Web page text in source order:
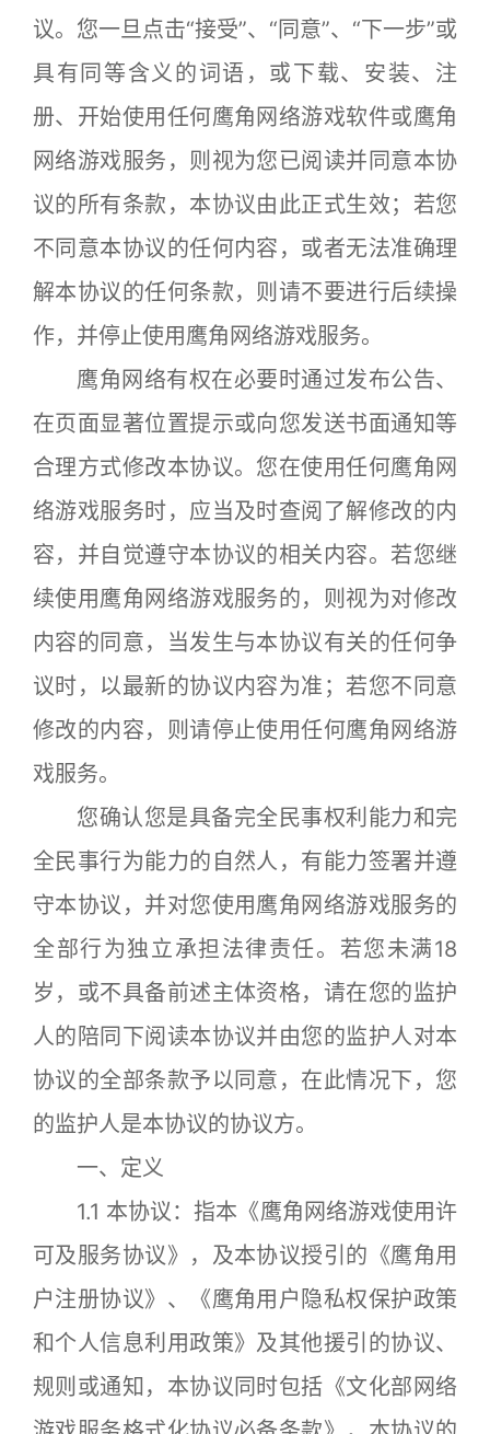
议。您一旦点击“接受”、“同意”、“下一步”或
具有同等含义的词语，或下载、安装、注
册、开始使用任何鹰角网络游戏软件或鹰角
网络游戏服务，则视为您已阅读并同意本协
议的所有条款，本协议由此正式生效；若您
不同意本协议的任何内容，或者无法准确理
解本协议的任何条款，则请不要进行后续操
作，并停止使用鹰角网络游戏服务。
鹰角网络有权在必要时通过发布公告、
在页面显著位置提示或向您发送书面通知等
合理方式修改本协议。您在使用任何鹰角网
络游戏服务时，应当及时查阅了解修改的内
容，并自觉遵守本协议的相关内容。若您继
续使用鹰角网络游戏服务的，则视为对修改
内容的同意，当发生与本协议有关的任何争
议时，以最新的协议内容为准；若您不同意
修改的内容，则请停止使用任何鹰角网络游
戏服务。
您确认您是具备完全民事权利能力和完
全民事行为能力的自然人，有能力签署并遵
守本协议，并对您使用鹰角网络游戏服务的
全部行为独立承担法律责任。若您未满18
岁，或不具备前述主体资格，请在您的监护
人的陪同下阅读本协议并由您的监护人对本
协议的全部条款予以同意，在此情况下，您
的监护人是本协议的协议方。
一、定义
1.1 本协议：指本《鹰角网络游戏使用许
可及服务协议》，及本协议授引的《鹰角用
户注册协议》、《鹰角用户隐私权保护政策
和个人信息利用政策》及其他援引的协议、
规则或通知，本协议同时包括《文化部网络